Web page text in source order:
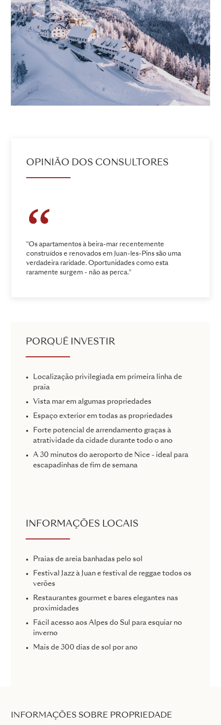
OPINIÃO DOS CONSULTORES
"Os apartamentos à beira-mar recentemente
construídos e renovados em Juan-les-Pins são uma
verdadeira raridade. Oportunidades como esta
raramente surgem - não as perca."
PORQUÊ INVESTIR
Localização privilegiada em primeira linha de
praia
Vista mar em algumas propriedades
Espaço exterior em todas as propriedades
Forte potencial de arrendamento graças à
atratividade da cidade durante todo o ano
A 30 minutos do aeroporto de Nice - ideal para
escapadinhas de fim de semana
INFORMAÇÕES LOCAIS
Praias de areia banhadas pelo sol
Festival Jazz à Juan e festival de reggae todos os
verões
Restaurantes gourmet e bares elegantes nas
proximidades
Fácil acesso aos Alpes do Sul para esquiar no
inverno
Mais de 300 dias de sol por ano
INFORMAÇÕES SOBRE PROPRIEDADE